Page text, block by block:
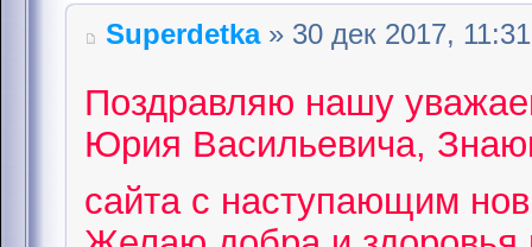
Superdetka» 30 дек 2017, 11:31
Поздравляю нашу
Юрия Васильевича,
сайта с наступающим